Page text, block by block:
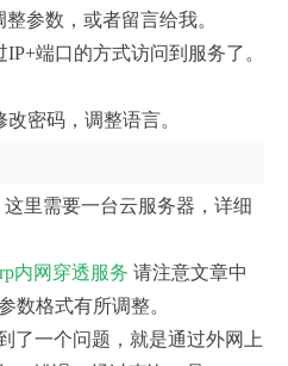
参数，或者留言给我。
端口的方式访问到服务了。
密码，调整语言。
里需要一台云服务器，详细
内网穿透服务 请注意文章中
数格式有所调整。
了一个问题，就是通过外网上